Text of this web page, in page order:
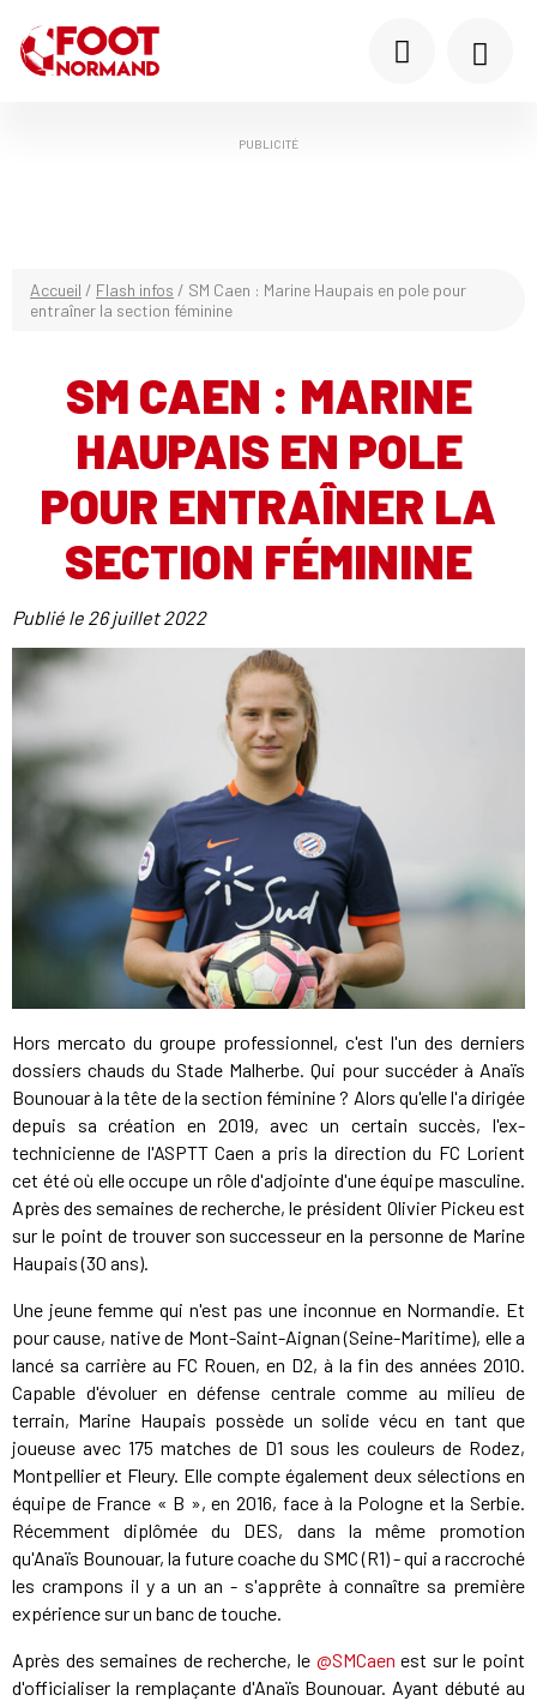
PUBLICITÉ
Accueil / Flash infos / SM Caen : Marine Haupais en pole pour
entraîner la section féminine
SM CAEN : MARINE
HAUPAIS EN POLE
POUR ENTRAÎNER LA
SECTION FÉMININE
Publié le 26 juillet 2022
Hors mercato du groupe professionnel, c'est l'un des derniers
dossiers chauds du Stade Malherbe. Qui pour succéder à Anaïs
Bounouar à la tête de la section féminine ? Alors qu'elle l'a dirigée
depuis sa création en 2019, avec un certain succès, l'ex-
technicienne de l'ASPTT Caen a pris la direction du FC Lorient
cet été où elle occupe un rôle d'adjointe d'une équipe masculine.
Après des semaines de recherche, le président Olivier Pickeu est
sur le point de trouver son successeur en la personne de Marine
Haupais (30 ans).
Une jeune femme qui n'est pas une inconnue en Normandie. Et
pour cause, native de Mont-Saint-Aignan (Seine-Maritime), elle a
lancé sa carrière au FC Rouen, en D2, à la fin des années 2010.
Capable d'évoluer en défense centrale comme au milieu de
terrain, Marine Haupais possède un solide vécu en tant que
joueuse avec 175 matches de D1 sous les couleurs de Rodez,
Montpellier et Fleury. Elle compte également deux sélections en
équipe de France « B », en 2016, face à la Pologne et la Serbie.
Récemment diplômée du DES, dans la même promotion
qu'Anaïs Bounouar, la future coache du SMC (R1) - qui a raccroché
les crampons il y a un an - s'apprête à connaître sa première
expérience sur un banc de touche.
Après des semaines de recherche, le @SMCaen est sur le point
d'officialiser la remplaçante d'Anaïs Bounouar. Ayant débuté au